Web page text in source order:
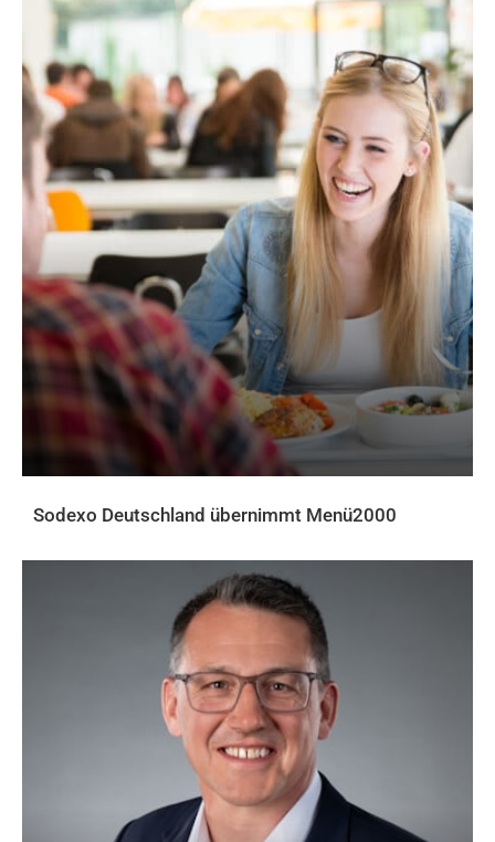
Sodexo Deutschland übernimmt Menü2000